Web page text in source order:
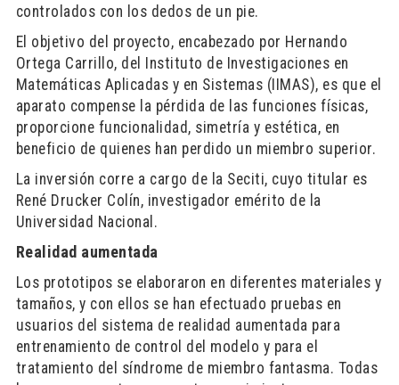
controlados con los dedos de un pie.
El objetivo del proyecto, encabezado por Hernando
Ortega Carrillo, del Instituto de Investigaciones en
Matemáticas Aplicadas y en Sistemas (IIMAS), es que el
aparato compense la pérdida de las funciones físicas,
proporcione funcionalidad, simetría y estética, en
beneficio de quienes han perdido un miembro superior.
La inversión corre a cargo de la Seciti, cuyo titular es
René Drucker Colín, investigador emérito de la
Universidad Nacional.
Realidad aumentada
Los prototipos se elaboraron en diferentes materiales y
tamaños, y con ellos se han efectuado pruebas en
usuarios del sistema de realidad aumentada para
entrenamiento de control del modelo y para el
tratamiento del síndrome de miembro fantasma. Todas